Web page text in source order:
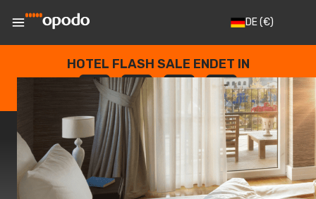
DE(€)
HOTEL FLASH SALE ENDET IN
--
TAGE
: --
STUNDEN
: --
SEKUNDEN